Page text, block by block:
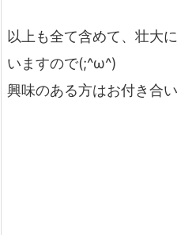
以上も全て含めて、壮大
いますので(;^ω^)
興味のある方はお付き合